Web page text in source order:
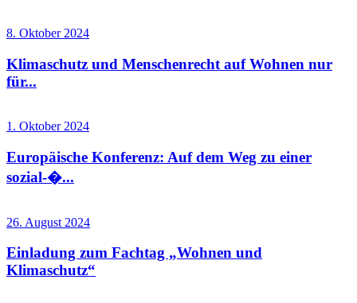
8. Oktober 2024
Klimaschutz und Menschenrecht auf Wohnen nur
für...
1. Oktober 2024
Europäische Konferenz: Auf dem Weg zu einer
sozial-�...
26. August 2024
Einladung zum Fachtag „Wohnen und
Klimaschutz“